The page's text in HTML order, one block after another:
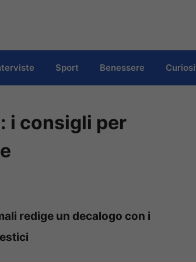
Sport Benessere
i consigli per
redige un decalogo con i